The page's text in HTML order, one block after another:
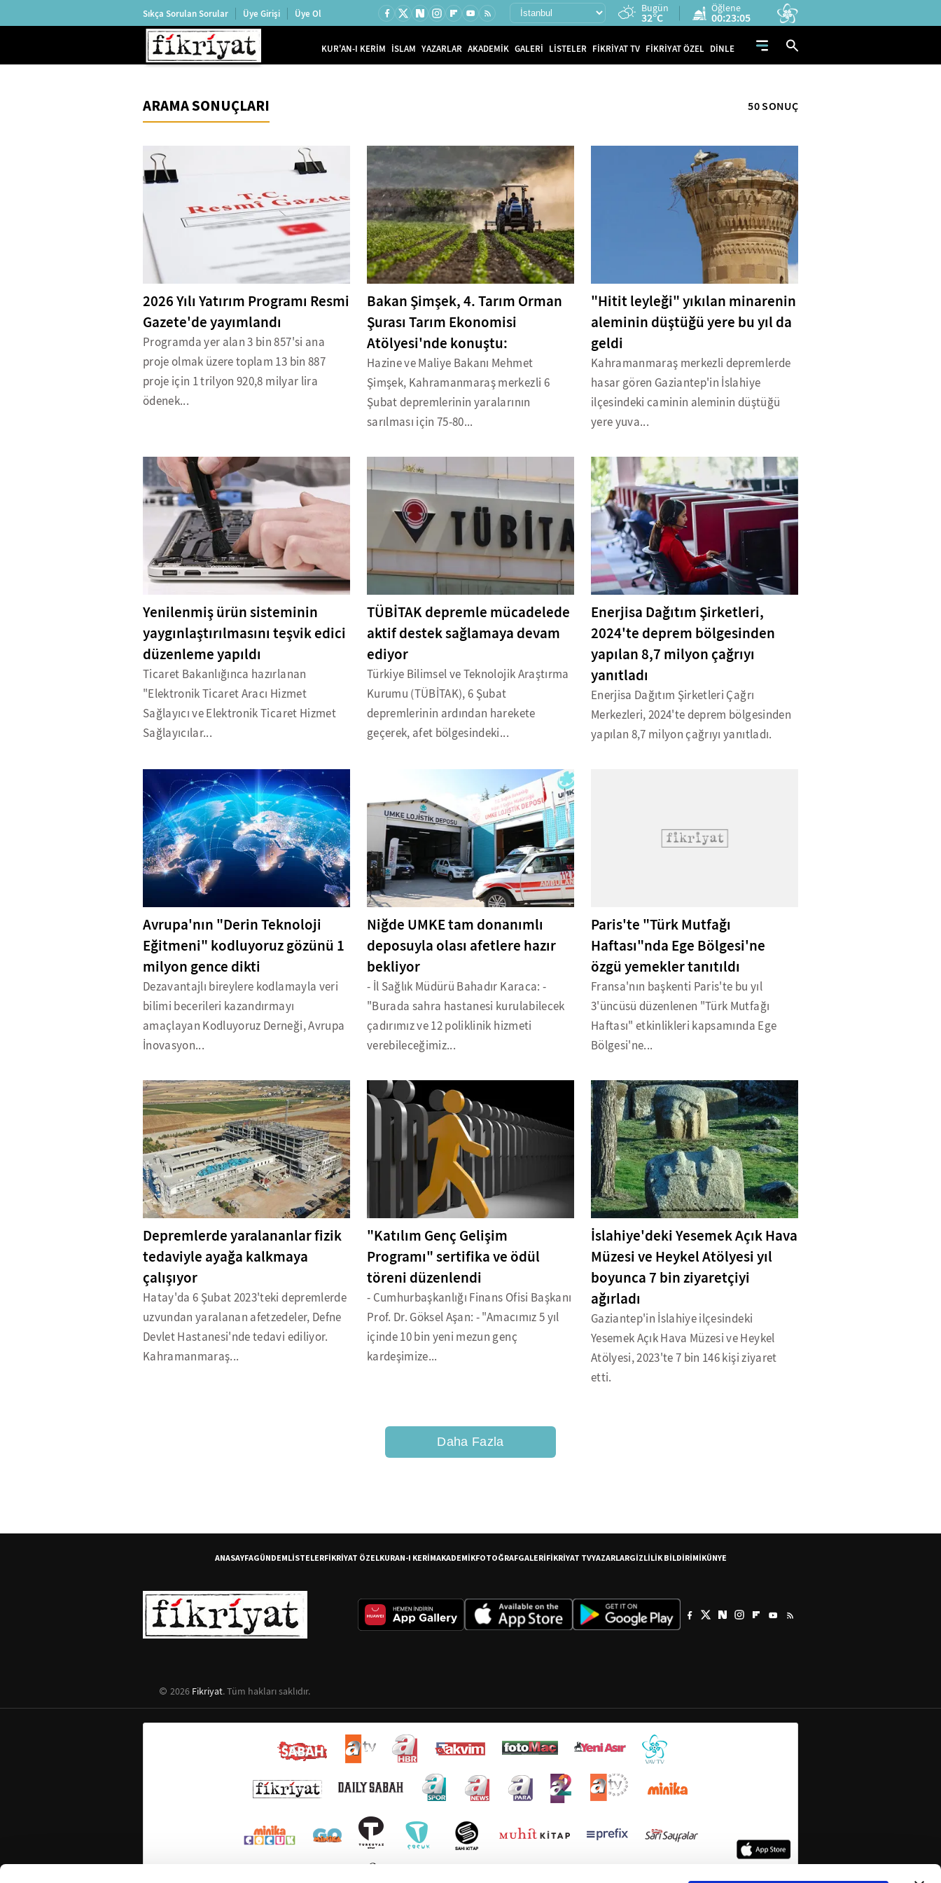
Sıkça Sorulan Sorular Üye Girişi Üye Ol Bugün
32°C
Öğlene
00:23:04
KUR'AN-I KERİM İSLAM YAZARLAR AKADEMİK GALERİ LİSTELER FİKRİYAT TV FİKRİYAT ÖZEL DİNLE
ARAMA SONUÇLARI 50 SONUÇ
2026 Yılı Yatırım Programı Resmi
Gazete'de yayımlandı
Programda yer alan 3 bin 857'si ana
proje olmak üzere toplam 13 bin 887
proje için 1 trilyon 920,8 milyar lira
ödenek...
Bakan Şimşek, 4. Tarım Orman
Şurası Tarım Ekonomisi
Atölyesi'nde konuştu:
Hazine ve Maliye Bakanı Mehmet
Şimşek, Kahramanmaraş merkezli 6
Şubat depremlerinin yaralarının
sarılması için 75-80...
"Hitit leyleği" yıkılan minarenin
aleminin düştüğü yere bu yıl da
geldi
Kahramanmaraş merkezli depremlerde
hasar gören Gaziantep'in İslahiye
ilçesindeki caminin aleminin düştüğü
yere yuva...
Yenilenmiş ürün sisteminin
yaygınlaştırılmasını teşvik edici
düzenleme yapıldı
Ticaret Bakanlığınca hazırlanan
"Elektronik Ticaret Aracı Hizmet
Sağlayıcı ve Elektronik Ticaret Hizmet
Sağlayıcılar...
TÜBİTAK depremle mücadelede
aktif destek sağlamaya devam
ediyor
Türkiye Bilimsel ve Teknolojik Araştırma
Kurumu (TÜBİTAK), 6 Şubat
depremlerinin ardından harekete
geçerek, afet bölgesindeki...
Enerjisa Dağıtım Şirketleri,
2024'te deprem bölgesinden
yapılan 8,7 milyon çağrıyı
yanıtladı
Enerjisa Dağıtım Şirketleri Çağrı
Merkezleri, 2024'te deprem bölgesinden
yapılan 8,7 milyon çağrıyı yanıtladı.
Avrupa'nın "Derin Teknoloji
Eğitmeni" kodluyoruz gözünü 1
milyon gence dikti
Dezavantajlı bireylere kodlamayla veri
bilimi becerileri kazandırmayı
amaçlayan Kodluyoruz Derneği, Avrupa
İnovasyon...
Niğde UMKE tam donanımlı
deposuyla olası afetlere hazır
bekliyor
- İl Sağlık Müdürü Bahadır Karaca: -
"Burada sahra hastanesi kurulabilecek
çadırımız ve 12 poliklinik hizmeti
verebileceğimiz...
Paris'te "Türk Mutfağı
Haftası"nda Ege Bölgesi'ne
özgü yemekler tanıtıldı
Fransa'nın başkenti Paris'te bu yıl
3'üncüsü düzenlenen "Türk Mutfağı
Haftası" etkinlikleri kapsamında Ege
Bölgesi'ne...
Depremlerde yaralananlar fizik
tedaviyle ayağa kalkmaya
çalışıyor
Hatay'da 6 Şubat 2023'teki depremlerde
uzvundan yaralanan afetzedeler, Defne
Devlet Hastanesi'nde tedavi ediliyor.
Kahramanmaraş...
"Katılım Genç Gelişim
Programı" sertifika ve ödül
töreni düzenlendi
- Cumhurbaşkanlığı Finans Ofisi Başkanı
Prof. Dr. Göksel Aşan: - "Amacımız 5 yıl
içinde 10 bin yeni mezun genç
kardeşimize...
İslahiye'deki Yesemek Açık Hava
Müzesi ve Heykel Atölyesi yıl
boyunca 7 bin ziyaretçiyi
ağırladı
Gaziantep'in İslahiye ilçesindeki
Yesemek Açık Hava Müzesi ve Heykel
Atölyesi, 2023'te 7 bin 146 kişi ziyaret
etti.
Daha Fazla
ANASAYFAGÜNDEMLİSTELERFİKRİYAT ÖZELKURAN-I KERİMAKADEMİKFOTOĞRAFGALERİFİKRİYAT TVYAZARLARGİZLİLİK BİLDİRİMİKÜNYE
2026 Fikriyat. Tüm hakları saklıdır.